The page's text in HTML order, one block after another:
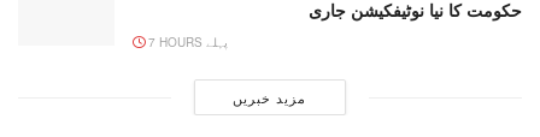
حکومت کا نیا نوٹیفکیشن جاری
7 HOURS پہلے
مزید خبریں